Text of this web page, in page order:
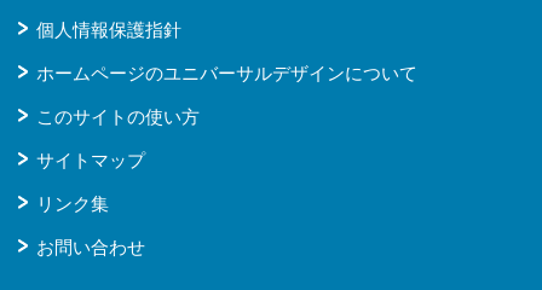
個人情報保護指針
ホームページのユニバーサルデザインについて
このサイトの使い方
サイトマップ
リンク集
お問い合わせ